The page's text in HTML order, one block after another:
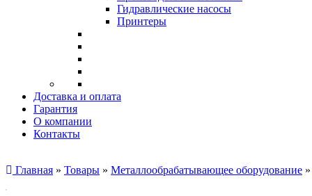
Гидравлические насосы
Принтеры
Доставка и оплата
Гарантия
О компании
Контакты
Главная » Товары » Металлообрабатывающее оборудование »